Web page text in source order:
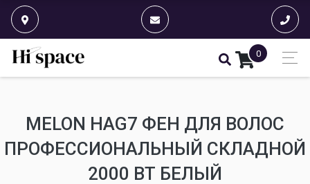
0
MELON HAG7 ФЕН ДЛЯ ВОЛОС
ПРОФЕССИОНАЛЬНЫЙ СКЛАДНОЙ
2000 ВТ БЕЛЫЙ